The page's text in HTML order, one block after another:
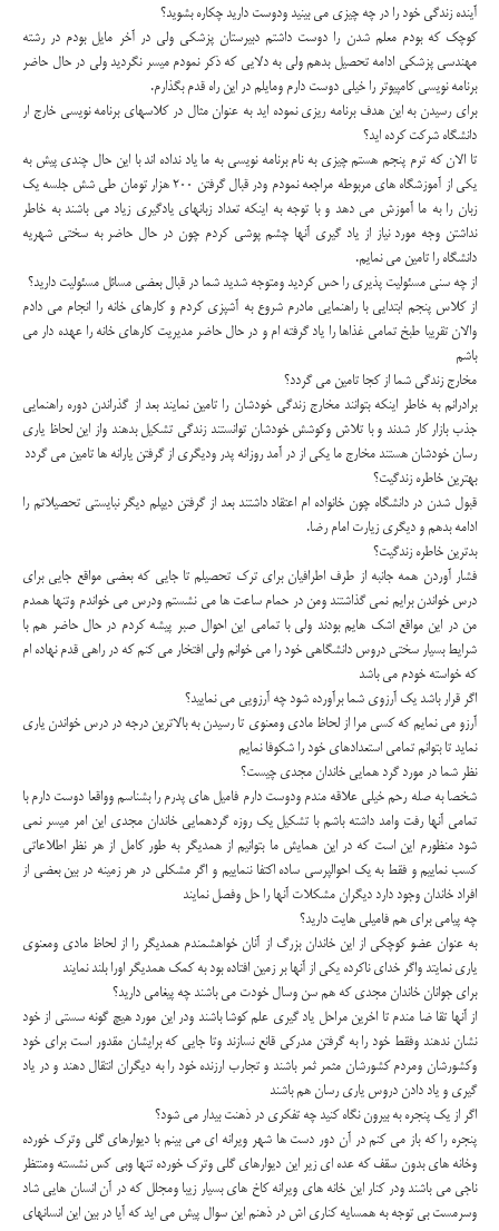
آینده زندگی خود را در چه چیزی می بینید ودوست دارید چکاره بشوید؟
کوچک که بودم معلم شدن را دوست داشتم دبیرستان پزشکی ولی در آخر مایل بودم در رشته
مهندسی پزشکی ادامه تحصیل بدهم ولی به دلایی که ذکر نمودم میسر نگردید ولی در حال حاضر
برنامه نویسی کامپیوتر را خیلی دوست دارم ومایلم در این راه قدم بگذارم.
برای رسیدن به این هدف برنامه ریزی نموده اید به عنوان مثال در کلاسهای برنامه نویسی خارج ار
دانشگاه شرکت کرده اید؟
تا الان که ترم پنجم هستم چیزی به نام برنامه نویسی به ما یاد نداده اند با این حال چندی پیش به
یکی از آموزشگاه های مربوطه مراجعه نمودم ودر قبال گرفتن 200 هزار تومان طی شش جلسه یک
زبان را به ما آموزش می دهد و با توجه به اینکه تعداد زبانهای یادگیری زیاد می باشند به خاطر
نداشتن وجه مورد نیاز از یاد گیری آنها چشم پوشی کردم چون در حال حاضر به سختی شهریه
دانشگاه را تامین می نمایم.
از چه سنی مسئولیت پذیری را حس کردید ومتوجه شدید شما در قبال بعضی مسائل مسئولیت دارید؟
از کلاس پنجم ابتدایی با راهنمایی مادرم شروع به آشپزی کردم و کارهای خانه را انجام می دادم
والان تقریبا طبخ تمامی غذاها را یاد گرفته ام و در حال حاضر مدیریت کارهای خانه را عهده دار می
باشم
مخارج زندگی شما از کجا تامین می گردد؟
برادرانم به خاطر اینکه بتوانند مخارج زندگی خودشان را تامین نمایند بعد از گذراندن دوره راهنمایی
جذب بازار کار شدند و با تلاش وکوشش خودشان توانستند زندگی تشکیل بدهند واز این لحاظ یاری
رسان خودشان هستند مخارج ما یکی از در آمد روزانه پدر ودیگری از گرفتن یارانه ها تامین می گردد
بهترین خاطره زندگیت؟
قبول شدن در دانشگاه چون خانواده ام اعتقاد داشتند بعد از گرفتن دیپلم دیگر نبایستی تحصیلاتم را
ادامه بدهم و دیگری زیارت امام رضا.
بدترین خاطره زندگیت؟
فشار آوردن همه جانبه از طرف اطرافیان برای ترک تحصیلم تا جایی که بعضی مواقع جایی برای
درس خواندن برایم نمی گذاشتند ومن در حمام ساعت ها می نشستم ودرس می خواندم وتنها همدم
من در این مواقع اشک هایم بودند ولی با تمامی این احوال صبر پیشه کردم در حال حاضر هم با
شرایط بسیار سختی دروس دانشگاهی خود را می خوانم ولی افتخار می کنم که در راهی قدم نهاده ام
که خواسته خودم می باشد
اگر قرار باشد یک آرزوی شما برآورده شود چه آرزویی می نمایید؟
آرزو می نمایم که کسی مرا از لحاظ مادی ومعنوی تا رسیدن به بالاترین درجه در درس خواندن یاری
نماید تا بتوانم تمامی استعدادهای خود را شکوفا نمایم
نظر شما در مورد گرد همایی خاندان مجدی چیست؟
شخصا به صله رحم خیلی علاقه مندم ودوست دارم فامیل های پدرم را بشناسم وواقعا دوست دارم با
تمامی آنها رفت وامد داشته باشم با تشکیل یک روزه گردهمایی خاندان مجدی این امر میسر نمی
شود منظورم این است که در این همایش ما بتوانیم از همدیگر به طور کامل از هر نظر اطلاعاتی
کسب نماییم و فقط به یک احوالپرسی ساده اکتفا ننماییم و اگر مشکلی در هر زمینه در بین بعضی از
افراد خاندان وجود دارد دیگران مشکلات آنها را حل وفصل نمایند
چه پیامی برای هم فامیلی هایت دارید؟
به عنوان عضو کوچکی از این خاندان بزرگ از آنان خواهشمندم همدیگر را از لحاظ مادی ومعنوی
یاری نمایتد واگر خدای ناکرده یکی از آنها بر زمین افتاده بود به کمک همدیگر اورا بلند نمایند
برای جوانان خاندان مجدی که هم سن وسال خودت می باشند چه پیغامی دارید؟
از آنها تقا ضا مندم تا اخرین مراحل یاد گیری علم کوشا باشند ودر این مورد هیچ گونه سستی از خود
نشان ندهند وفقط خود را به گرفتن مدرکی قانع نسازند وتا جایی که برایشان مقدور است برای خود
وکشورشان ومردم کشورشان مثمر ثمر باشند و تجارب ارزنده خود را به دیگران انتقال دهند و در یاد
گیری و یاد دادن دروس یاری رسان هم باشند
اگر از یک پنجره به بیرون نگاه کنید چه تفکری در ذهنت بیدار می شود؟
پنجره را که باز می کنم در آن دور دست ها شهر ویرانه ای می بینم با دیوارهای گلی وترک خورده
وخانه های بدون سقف که عده ای زیر این دیوارهای گلی وترک خورده تنها وبی کس نشسته ومنتظر
ناجی می باشند ودر کنار این خانه های ویرانه کاخ های بسیار زیبا ومجلل که در آن انسان هایی شاد
وسرمست بی توجه به همسایه کناری اش در ذهنم این سوال پیش می اید که آیا در بین این انسانهای